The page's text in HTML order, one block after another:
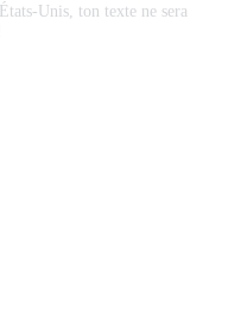
Unis, ton texte ne sera